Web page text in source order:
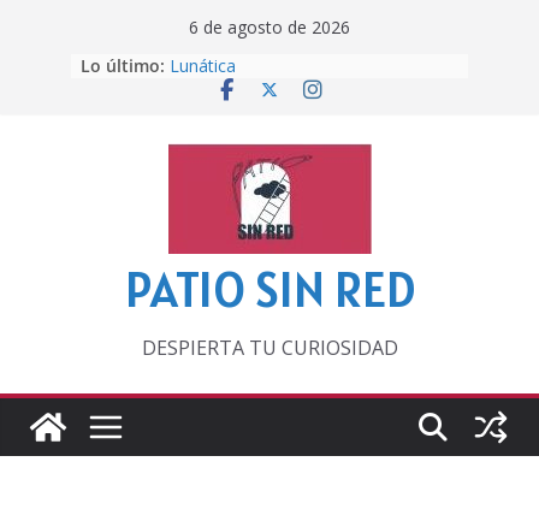
6 de agosto de 2026
Lo último: Lunática
Pero, hasta entonces…
‘La broma infinita’ de recomendar
lecturas veraniegas
Otra del Mundial
PATIO SIN RED
DESPIERTA TU CURIOSIDAD